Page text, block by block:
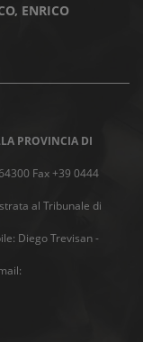
ENRICO
PROVINCIA DI
Fax +39 0444
al Tribunale di
Diego Trevisan -